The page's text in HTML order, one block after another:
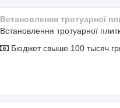
Встановлення тротуарної
Встановлення тротуарної
Бюджет свыше 100 тысяч